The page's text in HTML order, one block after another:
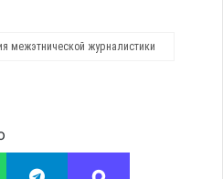
межэтнической журналистики